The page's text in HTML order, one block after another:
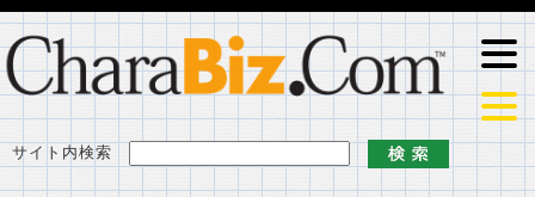
サイト内検索